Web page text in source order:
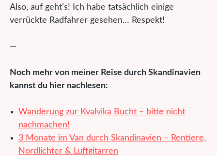
Also, auf geht’s! Ich habe tatsächlich einige
verrückte Radfahrer gesehen… Respekt!
—
Noch mehr von meiner Reise durch Skandinavien
kannst du hier nachlesen:
Wanderung zur Kvalvika Bucht – bitte nicht
nachmachen!
3 Monate im Van durch Skandinavien – Rentiere,
Nordlichter & Luftgitarren